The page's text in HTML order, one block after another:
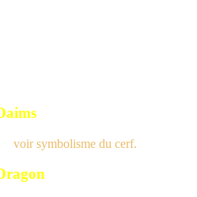
voir symbolisme du cerf.